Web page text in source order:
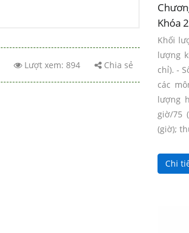
Lượt xem: 894 Chia sẻ
Khóa
Khối
lượng
chỉ). -
các
lượng
giờ/75
(giờ);
Chi